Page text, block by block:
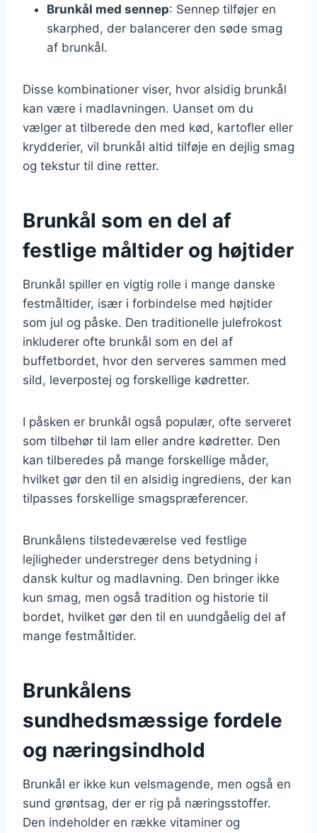
Brunkål med sennep: Sennep tilføjer en
skarphed, der balancerer den søde smag
af brunkål.
Disse kombinationer viser, hvor alsidig brunkål
kan være i madlavningen. Uanset om du
vælger at tilberede den med kød, kartofler eller
krydderier, vil brunkål altid tilføje en dejlig smag
og tekstur til dine retter.
Brunkål som en del af
festlige måltider og højtider
Brunkål spiller en vigtig rolle i mange danske
festmåltider, især i forbindelse med højtider
som jul og påske. Den traditionelle julefrokost
inkluderer ofte brunkål som en del af
buffetbordet, hvor den serveres sammen med
sild, leverpostej og forskellige kødretter.
I påsken er brunkål også populær, ofte serveret
som tilbehør til lam eller andre kødretter. Den
kan tilberedes på mange forskellige måder,
hvilket gør den til en alsidig ingrediens, der kan
tilpasses forskellige smagspræferencer.
Brunkålens tilstedeværelse ved festlige
lejligheder understreger dens betydning i
dansk kultur og madlavning. Den bringer ikke
kun smag, men også tradition og historie til
bordet, hvilket gør den til en uundgåelig del af
mange festmåltider.
Brunkålens
sundhedsmæssige fordele
og næringsindhold
Brunkål er ikke kun velsmagende, men også en
sund grøntsag, der er rig på næringsstoffer.
Den indeholder en række vitaminer og